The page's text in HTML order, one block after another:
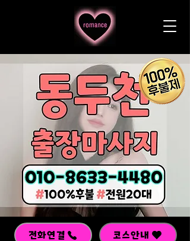
전화연결 코스안내